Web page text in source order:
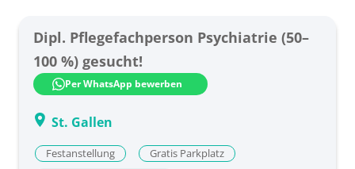
Dipl. Pflegefachperson Psychiatrie (50–
100 %) gesucht!
Per WhatsApp bewerben
St. Gallen
Festanstellung
Gratis Parkplatz